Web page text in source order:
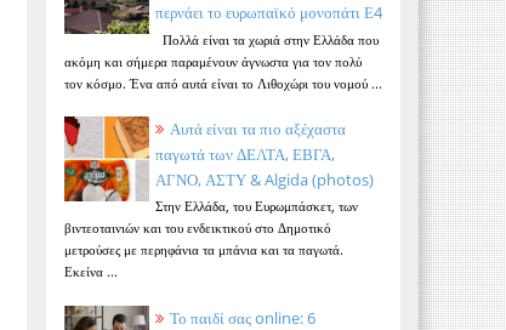
περνάει το ευρωπαϊκό μονοπάτι Ε4
Πολλά είναι τα χωριά στην Ελλάδα που
ακόμη και σήμερα παραμένουν άγνωστα για τον πολύ
τον κόσμο. Ένα από αυτά είναι το Λιθοχώρι του νομού ...
Αυτά είναι τα πιο αξέχαστα
παγωτά των ΔΕΛΤΑ, ΕΒΓΑ,
ΑΓΝΟ, ΑΣΤΥ & Algida (photos)
Στην Ελλάδα, του Ευρωμπάσκετ, των
βιντεοταινιών και του ενδεικτικού στο Δημοτικό
μετρούσες με περηφάνια τα μπάνια και τα παγωτά.
Εκείνα ...
Το παιδί σας online: 6